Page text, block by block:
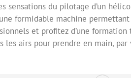
sensations du pilotage d’un
formidable machine
et profitez d’une
les airs pour prendre en main,